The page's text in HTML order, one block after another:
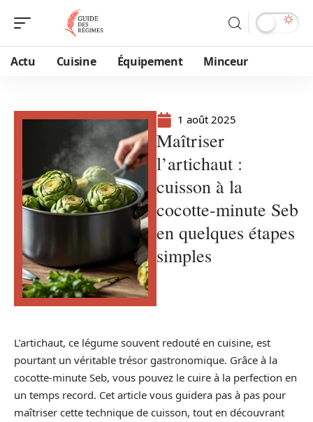
Actu Cuisine Équipement Minceur
1 août 2025
Maîtriser
l’artichaut :
cuisson à la
cocotte-minute Seb
en quelques étapes
simples
L’artichaut, ce légume souvent redouté en cuisine, est
pourtant un véritable trésor gastronomique. Grâce à la
cocotte-minute Seb, vous pouvez le cuire à la perfection en
un temps record. Cet article vous guidera pas à pas pour
maîtriser cette technique de cuisson, tout en découvrant